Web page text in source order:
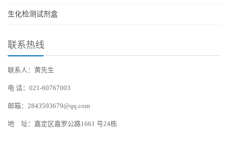
生化检测试剂盒
联系热线
联系人：黄先生
电 话：021-60767003
邮箱：2843593679@qq.com
地 址：嘉定区嘉罗公路1661 号24栋